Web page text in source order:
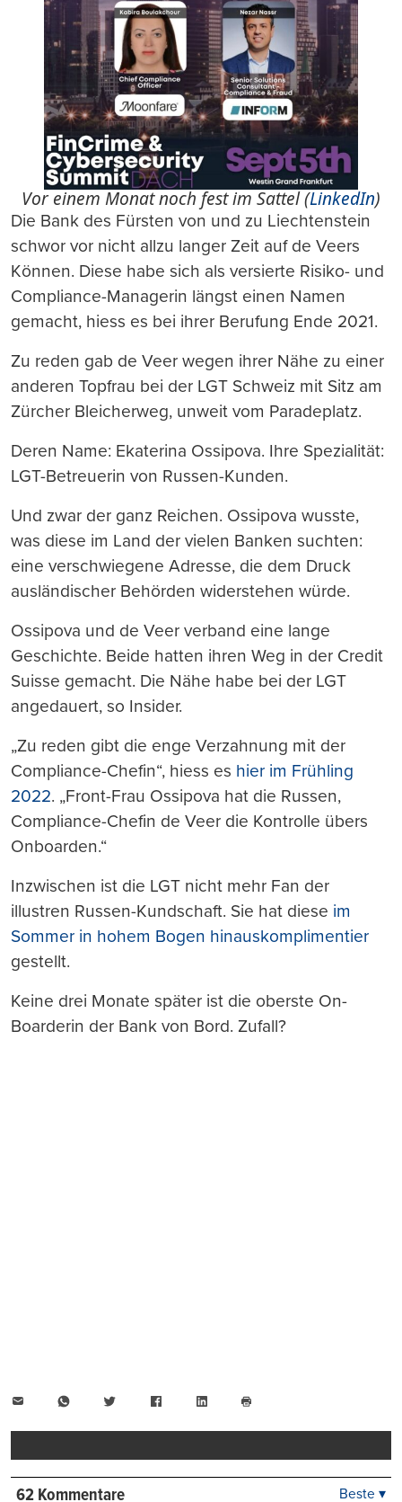
Vor einem Monat noch fest im Sattel (LinkedIn)
Die Bank des Fürsten von und zu Liechtenstein
schwor vor nicht allzu langer Zeit auf de Veers
Können. Diese habe sich als versierte Risiko- und
Compliance-Managerin längst einen Namen
gemacht, hiess es bei ihrer Berufung Ende 2021.
Zu reden gab de Veer wegen ihrer Nähe zu einer
anderen Topfrau bei der LGT Schweiz mit Sitz am
Zürcher Bleicherweg, unweit vom Paradeplatz.
Deren Name: Ekaterina Ossipova. Ihre Spezialität:
LGT-Betreuerin von Russen-Kunden.
Und zwar der ganz Reichen. Ossipova wusste,
was diese im Land der vielen Banken suchten:
eine verschwiegene Adresse, die dem Druck
ausländischer Behörden widerstehen würde.
Ossipova und de Veer verband eine lange
Geschichte. Beide hatten ihren Weg in der Credit
Suisse gemacht. Die Nähe habe bei der LGT
angedauert, so Insider.
„Zu reden gibt die enge Verzahnung mit der
Compliance-Chefin“, hiess es hier im Frühling
2022. „Front-Frau Ossipova hat die Russen,
Compliance-Chefin de Veer die Kontrolle übers
Onboarden.“
Inzwischen ist die LGT nicht mehr Fan der
illustren Russen-Kundschaft. Sie hat diese im
Sommer in hohem Bogen hinauskomplimentier
gestellt.
Keine drei Monate später ist die oberste On-
Boarderin der Bank von Bord. Zufall?
WhatsAppTwitter FacebookLinkedIn
drucken
62 Kommentare Beste ▾